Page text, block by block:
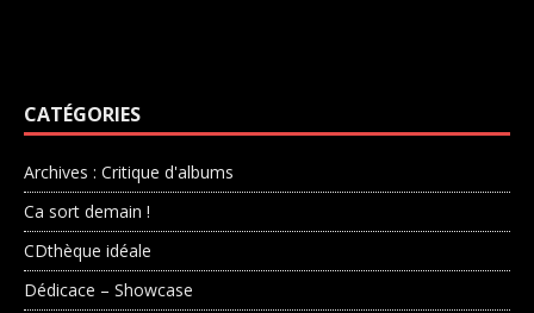
CATÉGORIES
Archives : Critique d'albums
Ca sort demain !
CDthèque idéale
Dédicace – Showcase